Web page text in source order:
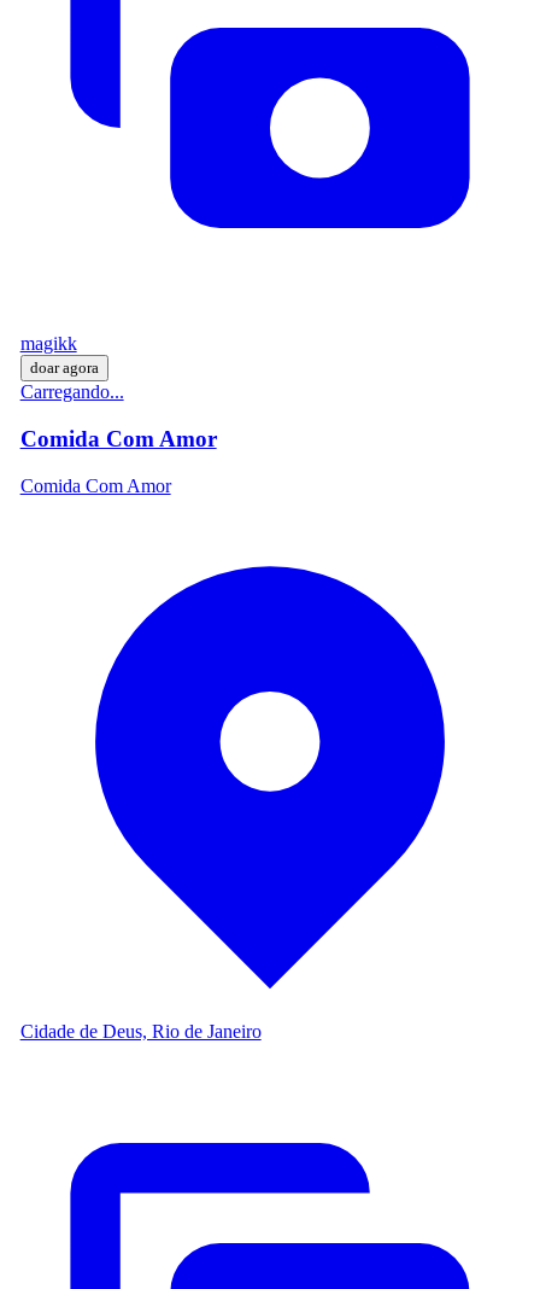
magikk
doar agora
Carregando...
Comida Com Amor
Comida Com Amor
Cidade de Deus, Rio de Janeiro